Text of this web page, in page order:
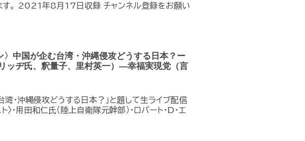
す。 2021年8月17日収録 チャンネル登録をお願い
〉中国が企む台湾・沖縄侵攻どうする日本？ー
ッヂ氏、釈量子、里村英一）—幸福実現党（言
・沖縄侵攻どうする日本？」と題して生ライブ配信
・用田和仁氏（陸上自衛隊元幹部）・ロバート・D・エ